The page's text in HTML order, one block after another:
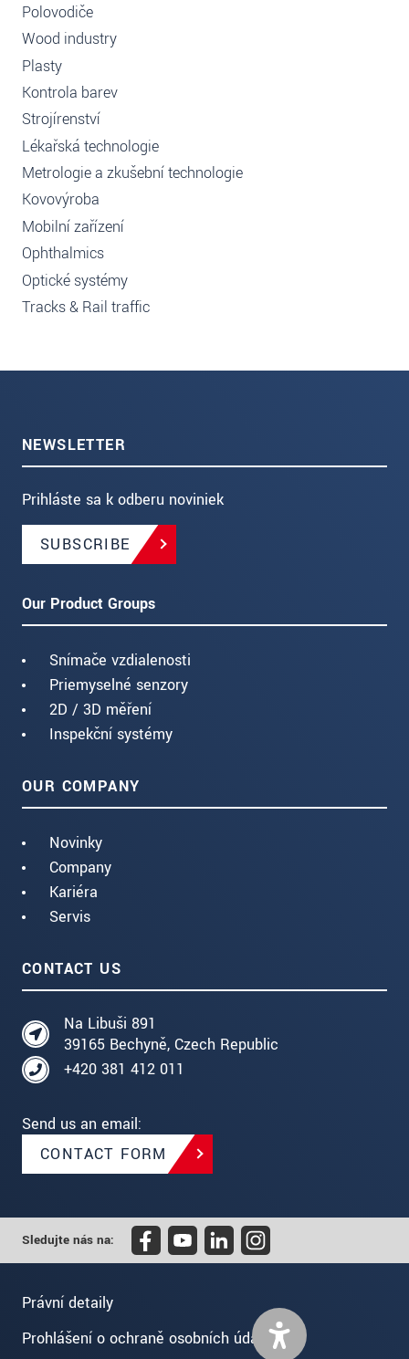
Polovodiče
Wood industry
Plasty
Kontrola barev
Strojírenství
Lékařská technologie
Metrologie a zkušební technologie
Kovovýroba
Mobilní zařízení
Ophthalmics
Optické systémy
Tracks & Rail traffic
NEWSLETTER
Prihláste sa k odberu noviniek
SUBSCRIBE
Our Product Groups
Snímače vzdialenosti
Priemyselné senzory
2D / 3D měření
Inspekční systémy
OUR COMPANY
Novinky
Company
Kariéra
Servis
CONTACT US
Na Libuši 891
39165 Bechyně, Czech Republic
+420 381 412 011
Send us an email:
CONTACT FORM
Sledujte nás na:
Právní detaily
Prohlášení o ochraně osobních údajů